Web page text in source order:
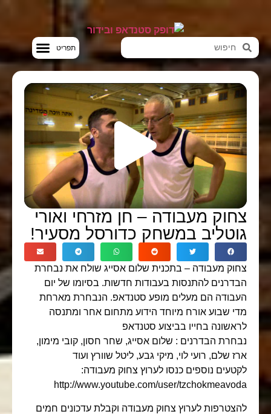
צחוק מעבודה – חן מזרחי ואורי
גוטליב במשחק כדורסל מסעיר!
צחוק מעבודה – בתכנית שלום אסייג שולח את נבחרת
הבדרנים להתנסות בעבודות חדשות. בסיומו של יום
העבודה הם מעלים מופע סטנדאפ. הנבחרת מארחת
מדי שבוע אורח מיוחד הידוע מתחום אחר ומתנסה
לראשונה בחייו בביצוע סטנדאפ
נבחרת הבדרנים : שלום אסייג, שחר חסון, קובי מימון,
ארז שלם, רועי לוי, מיקי גבע, ליטל שוורץ ועוד
לקטעים נוספים כנסו לערוץ צחוק מעבודה:
http://www.youtube.com/user/tzchokmeavoda
להצטרפות לערוץ צחוק מעבודה וקבלת עדכונים חמים